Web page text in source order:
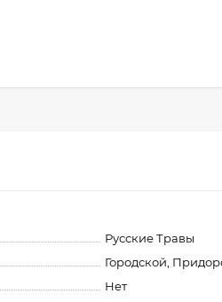
Русские Травы
Городской,
Нет